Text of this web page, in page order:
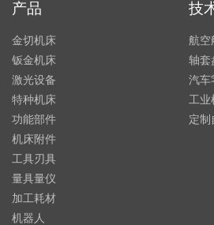
产品
金切机床
钣金机床
激光设备
特种机床
功能部件
机床附件
工具刃具
量具量仪
加工耗材
机器人
技
航空
轴套
汽车
工业
定制